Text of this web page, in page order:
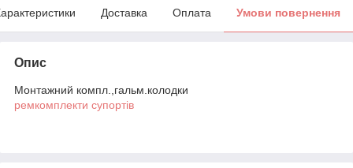
Доставка Оплата Умови повернення
Опис
Монтажний компл.,гальм.колодки
ремкомплекти супортів